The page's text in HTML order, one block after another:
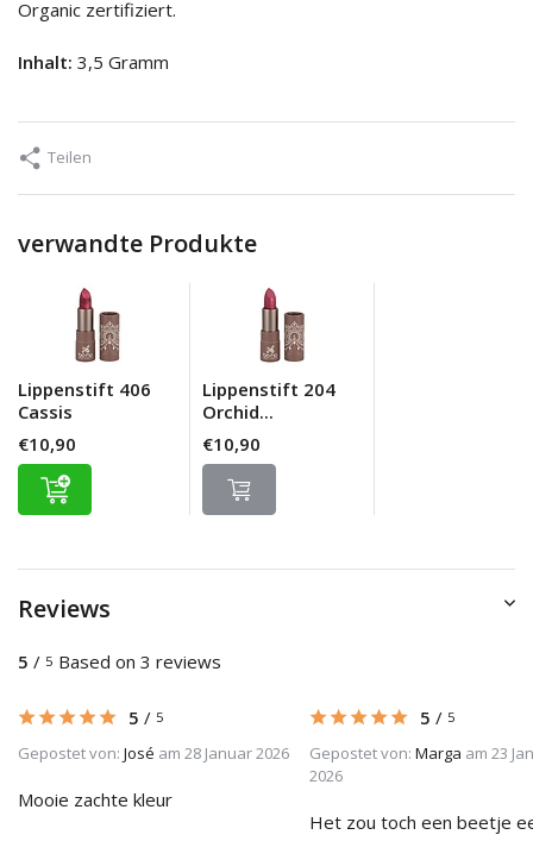
Organic zertifiziert.
Inhalt: 3,5 Gramm
Teilen
verwandte Produkte
Lippenstift 406
Cassis
€10,90
Lippenstift 204
Orchid...
€10,90
Reviews
5 / 5 Based on 3 reviews
5 / 5
Gepostet von: José am 28 Januar 2026
Mooie zachte kleur
5 / 5
Gepostet von: Marga am 23
2026
Het zou toch een beetje